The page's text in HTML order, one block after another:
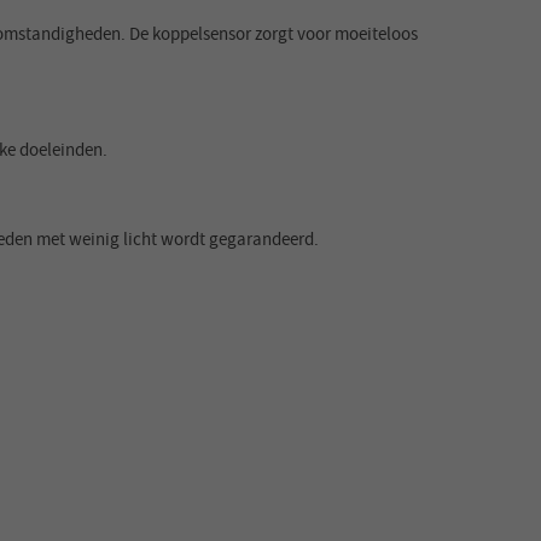
De koppelsensor zorgt voor moeiteloos
doeleinden.
met weinig licht wordt gegarandeerd.